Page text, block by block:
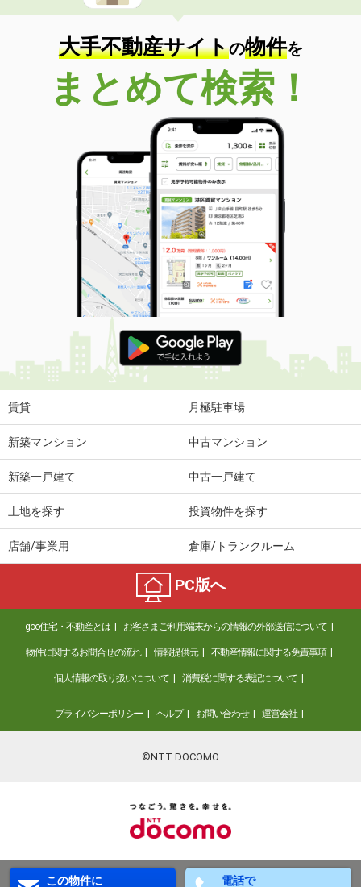
大手不動産サイトの物件を
まとめて検索！
賃貸 月極駐車場
新築マンション 中古マンション
新築一戸建て 中古一戸建て
土地を探す 投資物件を探す
店舗/事業用 倉庫/トランクルーム
PC版へ
goo住宅・不動産とは お客さまご利用端末からの情報の外部送信について
物件に関するお問合せの流れ 情報提供元 不動産情報に関する免責事項
個人情報の取り扱いについて 消費税に関する表記について
プライバシーポリシー ヘルプ お問い合わせ 運営会社
©NTT DOCOMO
この物件に 電話で